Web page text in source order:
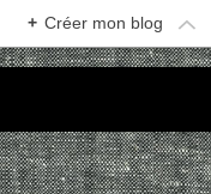
+ Créer mon blog